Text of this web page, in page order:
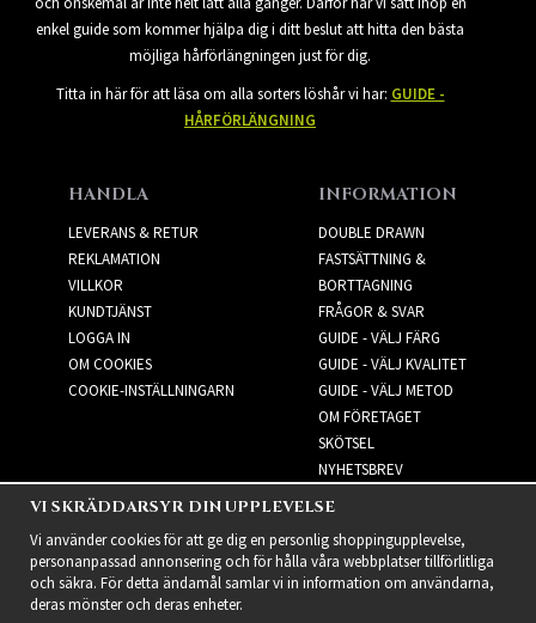
enkel guide som kommer hjälpa dig i ditt beslut att hitta den bästa
möjliga hårförlängningen just för dig.
Titta in här för att läsa om alla sorters löshår vi har: GUIDE -
HÅRFÖRLÄNGNING
HANDLA
LEVERANS & RETUR
REKLAMATION
VILLKOR
KUNDTJÄNST
LOGGA IN
OM COOKIES
COOKIE-INSTÄLLNINGARN
INFORMATION
DOUBLE DRAWN
FASTSÄTTNING &
BORTTAGNING
FRÅGOR & SVAR
GUIDE - VÄLJ FÄRG
GUIDE - VÄLJ KVALITET
GUIDE - VÄLJ METOD
OM FÖRETAGET
SKÖTSEL
NYHETSBREV
NYHETSBREV
VI SKRÄDDARSYR DIN UPPLEVELSE
Vi använder cookies för att ge dig en personlig shoppingupplevelse,
personanpassad annonsering och för hålla våra webbplatser tillförlitliga
och säkra. För detta ändamål samlar vi in information om användarna,
deras mönster och deras enheter.